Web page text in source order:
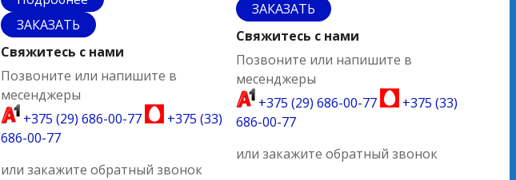
ЗАКАЗАТЬ
Свяжитесь с нами
Позвоните или напишите в
месенджеры
+375 (29) 686-00-77
+375 (33)
686-00-77
или закажите обратный звонок
ЗАКАЗАТЬ
Свяжитесь с нами
Позвоните или напишите в
месенджеры
+375 (29) 686-00-77
+375 (33)
686-00-77
или закажите обратный звонок